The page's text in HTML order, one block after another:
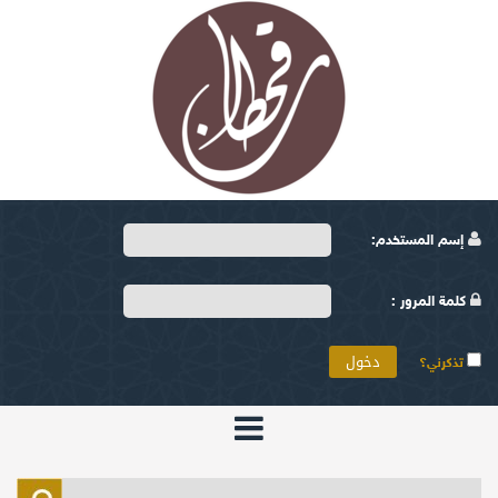
إسم المستخدم:
كلمة المرور :
تذكرني؟